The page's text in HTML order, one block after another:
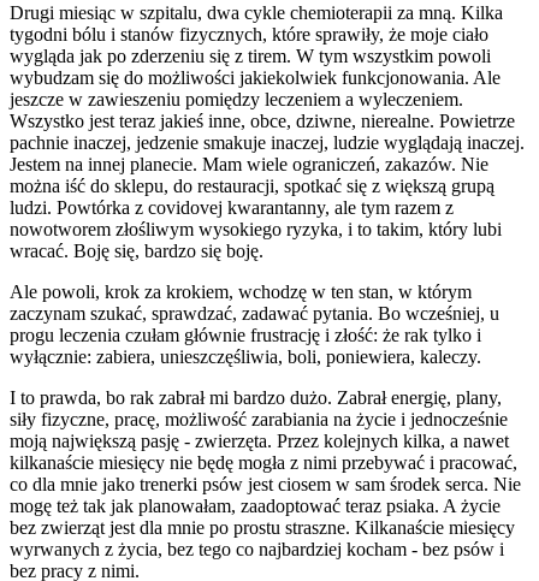
Drugi miesiąc w szpitalu, dwa cykle chemioterapii za mną. Kilka
tygodni bólu i stanów fizycznych, które sprawiły, że moje ciało
wygląda jak po zderzeniu się z tirem. W tym wszystkim powoli
wybudzam się do możliwości jakiekolwiek funkcjonowania. Ale
jeszcze w zawieszeniu pomiędzy leczeniem a wyleczeniem.
Wszystko jest teraz jakieś inne, obce, dziwne, nierealne. Powietrze
pachnie inaczej, jedzenie smakuje inaczej, ludzie wyglądają inaczej.
Jestem na innej planecie. Mam wiele ograniczeń, zakazów. Nie
można iść do sklepu, do restauracji, spotkać się z większą grupą
ludzi. Powtórka z covidovej kwarantanny, ale tym razem z
nowotworem złośliwym wysokiego ryzyka, i to takim, który lubi
wracać. Boję się, bardzo się boję.
Ale powoli, krok za krokiem, wchodzę w ten stan, w którym
zaczynam szukać, sprawdzać, zadawać pytania. Bo wcześniej, u
progu leczenia czułam głównie frustrację i złość: że rak tylko i
wyłącznie: zabiera, unieszczęśliwia, boli, poniewiera, kaleczy.
I to prawda, bo rak zabrał mi bardzo dużo. Zabrał energię, plany,
siły fizyczne, pracę, możliwość zarabiania na życie i jednocześnie
moją największą pasję - zwierzęta. Przez kolejnych kilka, a nawet
kilkanaście miesięcy nie będę mogła z nimi przebywać i pracować,
co dla mnie jako trenerki psów jest ciosem w sam środek serca. Nie
mogę też tak jak planowałam, zaadoptować teraz psiaka. A życie
bez zwierząt jest dla mnie po prostu straszne. Kilkanaście miesięcy
wyrwanych z życia, bez tego co najbardziej kocham - bez psów i
bez pracy z nimi.